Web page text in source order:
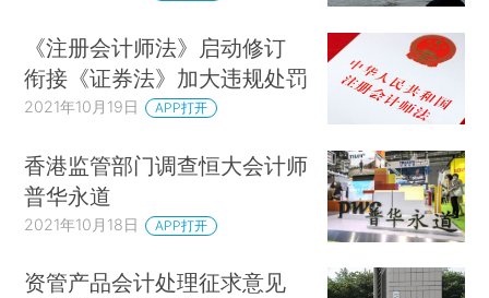
《注册会计师法》启动修订
衔接《证券法》加大违规处罚
2021年10月19日 APP打开
香港监管部门调查恒大会计师
普华永道
2021年10月18日 APP打开
资管产品会计处理征求意见